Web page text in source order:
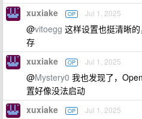
xuxiake OP Jul 1, 2025
@vitoegg 这样设置也挺清晰
存
xuxiake OP Jul 1, 2025
@Mystery0 我也发现了，
置好像没法启动
xuxiake OP Jul 1, 2025